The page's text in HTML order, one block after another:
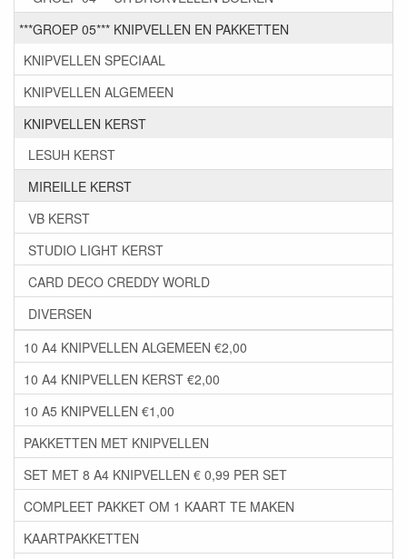
***GROEP 05*** KNIPVELLEN EN PAKKETTEN
KNIPVELLEN SPECIAAL
KNIPVELLEN ALGEMEEN
KNIPVELLEN KERST
LESUH KERST
MIREILLE KERST
VB KERST
STUDIO LIGHT KERST
CARD DECO CREDDY WORLD
DIVERSEN
10 A4 KNIPVELLEN ALGEMEEN €2,00
10 A4 KNIPVELLEN KERST €2,00
10 A5 KNIPVELLEN €1,00
PAKKETTEN MET KNIPVELLEN
SET MET 8 A4 KNIPVELLEN € 0,99 PER SET
COMPLEET PAKKET OM 1 KAART TE MAKEN
KAARTPAKKETTEN